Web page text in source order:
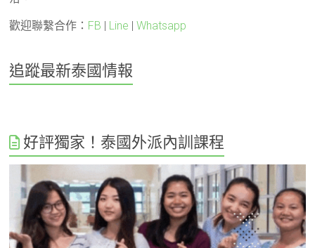
歡迎聯繫合作： FB | Line |Whatsapp
追蹤最新泰國情報
好評獨家！泰國外派內訓課程